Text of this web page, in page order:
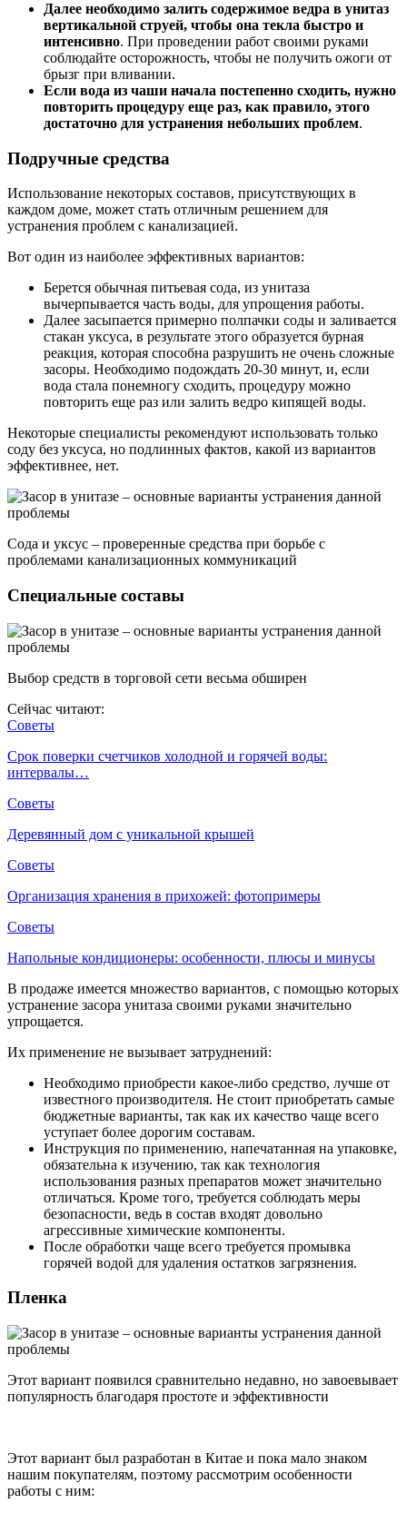
Далее необходимо залить содержимое ведра в унитаз
вертикальной струей, чтобы она текла быстро и
интенсивно. При проведении работ своими руками
соблюдайте осторожность, чтобы не получить ожоги от
брызг при вливании.
Если вода из чаши начала постепенно сходить, нужно
повторить процедуру еще раз, как правило, этого
достаточно для устранения небольших проблем.
Подручные средства
Использование некоторых составов, присутствующих в
каждом доме, может стать отличным решением для
устранения проблем с канализацией.
Вот один из наиболее эффективных вариантов:
Берется обычная питьевая сода, из унитаза
вычерпывается часть воды, для упрощения работы.
Далее засыпается примерно полпачки соды и заливается
стакан уксуса, в результате этого образуется бурная
реакция, которая способна разрушить не очень сложные
засоры. Необходимо подождать 20-30 минут, и, если
вода стала понемногу сходить, процедуру можно
повторить еще раз или залить ведро кипящей воды.
Некоторые специалисты рекомендуют использовать только
соду без уксуса, но подлинных фактов, какой из вариантов
эффективнее, нет.
Сода и уксус – проверенные средства при борьбе с
проблемами канализационных коммуникаций
Специальные составы
Выбор средств в торговой сети весьма обширен
Сейчас читают:
Советы
Срок поверки счетчиков холодной и горячей воды:
интервалы…
Советы
Деревянный дом с уникальной крышей
Советы
Организация хранения в прихожей: фотопримеры
Советы
Напольные кондиционеры: особенности, плюсы и минусы
В продаже имеется множество вариантов, с помощью которых
устранение засора унитаза своими руками значительно
упрощается.
Их применение не вызывает затруднений:
Необходимо приобрести какое-либо средство, лучше от
известного производителя. Не стоит приобретать самые
бюджетные варианты, так как их качество чаще всего
уступает более дорогим составам.
Инструкция по применению, напечатанная на упаковке,
обязательна к изучению, так как технология
использования разных препаратов может значительно
отличаться. Кроме того, требуется соблюдать меры
безопасности, ведь в состав входят довольно
агрессивные химические компоненты.
После обработки чаще всего требуется промывка
горячей водой для удаления остатков загрязнения.
Пленка
Этот вариант появился сравнительно недавно, но завоевывает
популярность благодаря простоте и эффективности
Этот вариант был разработан в Китае и пока мало знаком
нашим покупателям, поэтому рассмотрим особенности
работы с ним: